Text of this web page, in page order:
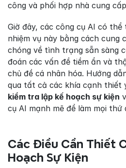
công và phối hợp nhà cung
Giờ đây, các công cụ AI có
nhiệm vụ này bằng cách cung
chóng về tình trạng sẵn sàng
đoán các vấn đề tiềm ẩn và
chủ đề cá nhân hóa. Hướng
qua tất cả các khía cạnh thiết
kiểm tra lập kế hoạch sự kiện
cụ AI mạnh mẽ để làm mọi thứ
Các Điều Cần Thiết
Hoạch Sự Kiện